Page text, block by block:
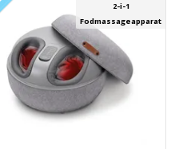
2-i-1
Fodmassageapparat